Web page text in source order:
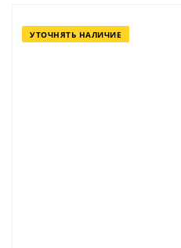
УТОЧНЯТЬ НАЛИЧИЕ